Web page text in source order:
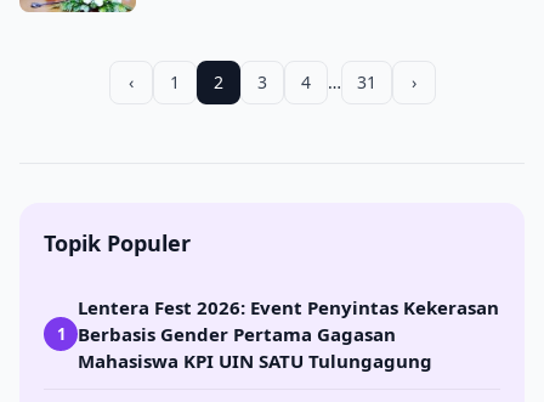
‹ 1 2 3 4 … 31 ›
Topik Populer
1
Lentera Fest 2026: Event Penyintas Kekerasan
Berbasis Gender Pertama Gagasan
Mahasiswa KPI UIN SATU Tulungagung